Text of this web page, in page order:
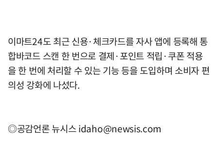
이마트24도 최근 신용·체크카드를 자사 앱에 등록해 통
합바코드 스캔 한 번으로 결제·포인트 적립·쿠폰 적용
을 한 번에 처리할 수 있는 기능 등을 도입하며 소비자 편
의성 강화에 나섰다.
◎공감언론 뉴시스idaho@newsis.com